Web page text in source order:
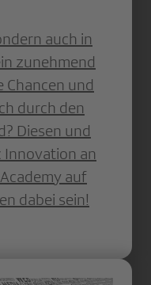
auch in
zunehmend
Chancen und
durch den
Diesen und
an
auf
dabei sein!